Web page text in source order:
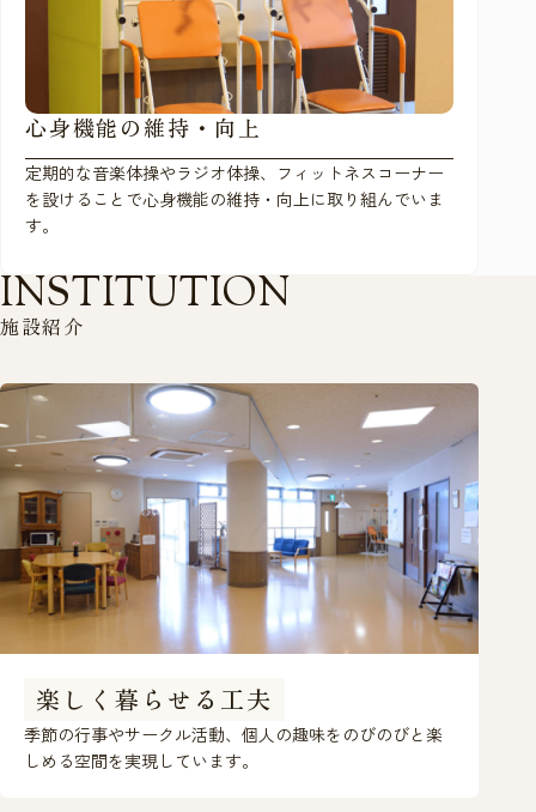
心身機能の維持・向上
定期的な音楽体操やラジオ体操、フィットネスコーナー
を設けることで心身機能の維持・向上に取り組んでいま
す。
INSTITUTION
施設紹介
楽しく暮らせる工夫
季節の行事やサークル活動、個人の趣味をのびのびと楽
しめる空間を実現しています。